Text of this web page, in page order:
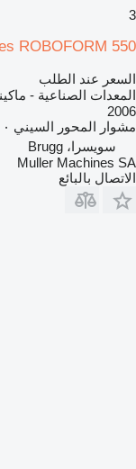
3
ROBOFORM 550
السعر عند الطلب
المعدات الصناعية -
2006
مشوار المحور السيني
سويسرا، Brugg
Muller Machines SA
الاتصال بالبائع